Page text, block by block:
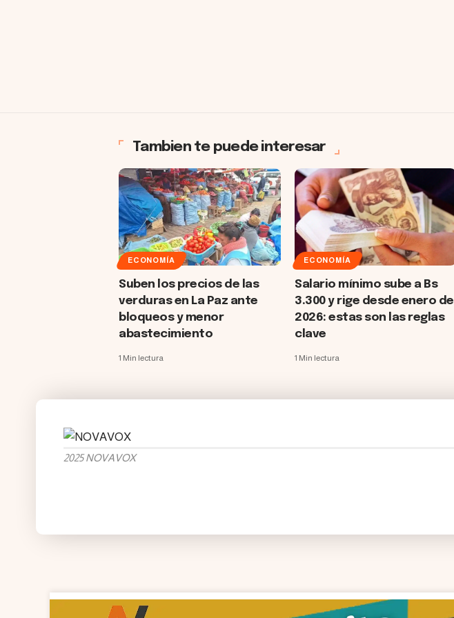
Tambien te puede interesar
ECONOMÍA
Suben los precios de las
verduras en La Paz ante
bloqueos y menor
abastecimiento
1 Min lectura
ECONOMÍA
Salario mínimo sube a Bs
3.300 y rige desde enero de
2026: estas son las reglas
clave
1 Min lectura
2025 NOVAVOX